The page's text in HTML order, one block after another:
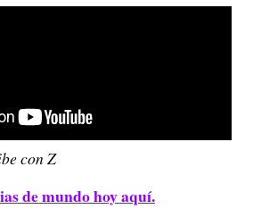
con Z
de mundo hoy aquí.